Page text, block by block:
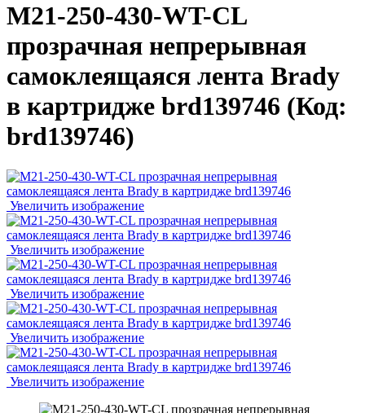
M21-250-430-WT-CL
прозрачная непрерывная
самоклеящаяся лента Brady
в картридже brd139746 (Код:
brd139746)
Увеличить изображение
Увеличить изображение
Увеличить изображение
Увеличить изображение
Увеличить изображение